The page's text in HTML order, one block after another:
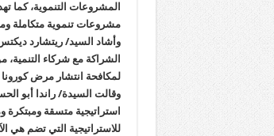
المشروعات التنموية، كما
مشروعات تنموية متكاملة
وأشاد السيد/ ريتشارد
الشراكة مع شركاء التنمية،
لمكافحة انتشار مرض
وقالت السيدة/ راندا أبو
استراتيجية متسقة ومبتكرة
للاستراتيجية التي تضم هي